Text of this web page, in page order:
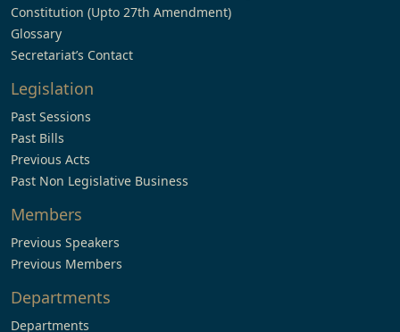
Constitution (Upto 27th Amendment)
Glossary
Secretariat’s Contact
Legislation
Past Sessions
Past Bills
Previous Acts
Past Non Legislative Business
Members
Previous Speakers
Previous Members
Departments
Departments